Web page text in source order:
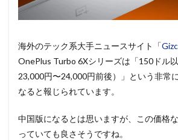
海外のテック系大手ニュースサイト「
OnePlus Turbo 6Xシリーズは「150ドル
23,000円〜24,000円前後）」という非常
なると報じられています。
中国版になるとは思いますが、この価格
っていても良さそうですね。